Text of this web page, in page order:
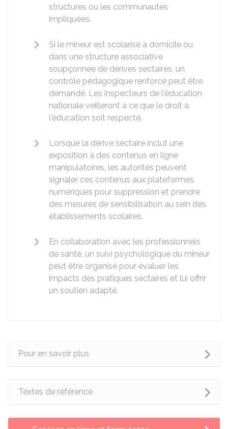
structures ou les communautés
impliquées.
Si le mineur est scolarisé à domicile ou
dans une structure associative
soupçonnée de dérives sectaires, un
contrôle pédagogique renforcé peut être
demandé. Les inspecteurs de l'éducation
nationale veilleront à ce que le droit à
l'éducation soit respecté.
Lorsque la dérive sectaire inclut une
exposition à des contenus en ligne
manipulatoires, les autorités peuvent
signaler ces contenus aux plateformes
numériques pour suppression et prendre
des mesures de sensibilisation au sein des
établissements scolaires.
En collaboration avec les professionnels
de santé, un suivi psychologique du mineur
peut être organisé pour évaluer les
impacts des pratiques sectaires et lui offrir
un soutien adapté.
Pour en savoir plus
Textes de référence